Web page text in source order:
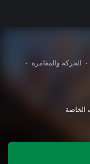
• الحركة والمغامرة
•